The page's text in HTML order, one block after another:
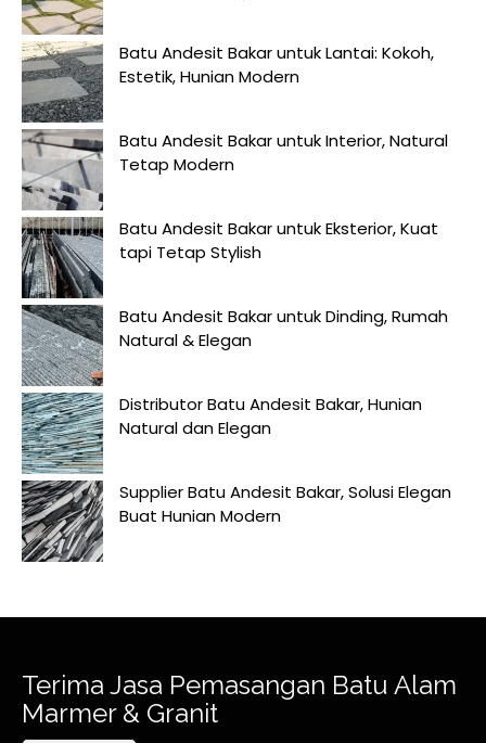
Batu Andesit Bakar untuk Lantai: Kokoh,
Estetik, Hunian Modern
Batu Andesit Bakar untuk Interior, Natural
Tetap Modern
Batu Andesit Bakar untuk Eksterior, Kuat
tapi Tetap Stylish
Batu Andesit Bakar untuk Dinding, Rumah
Natural & Elegan
Distributor Batu Andesit Bakar, Hunian
Natural dan Elegan
Supplier Batu Andesit Bakar, Solusi Elegan
Buat Hunian Modern
Terima Jasa Pemasangan Batu Alam
Marmer & Granit